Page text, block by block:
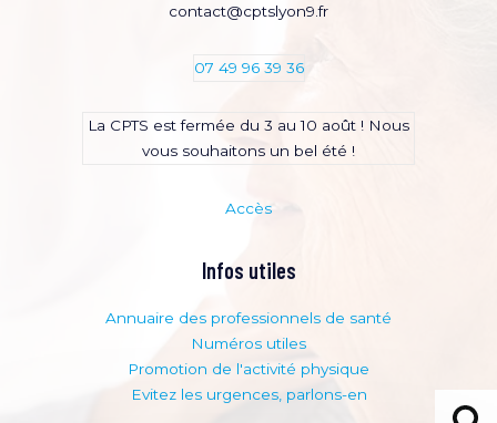
contact@cptslyon9.fr
07 49 96 39 36
La CPTS est fermée du 3 au 10 août ! Nous
vous souhaitons un bel été !
Accès
Infos utiles
Annuaire des professionnels de santé
Numéros utiles
Promotion de l'activité physique
Evitez les urgences, parlons-en